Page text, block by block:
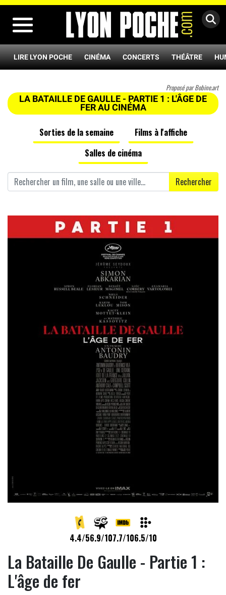
LIRE LYON POCHE CINÉMA CONCERTS THÉÂTRE
Proposé par Bobine.art
LA BATAILLE DE GAULLE - PARTIE 1 : L'ÂGE DE
FER AU CINÉMA
Sorties de la semaine
Films à l'affiche
Salles de cinéma
Rechercher
4.4/56.9/107.7/106.5/10
La Bataille De Gaulle - Partie 1 :
L'âge de fer